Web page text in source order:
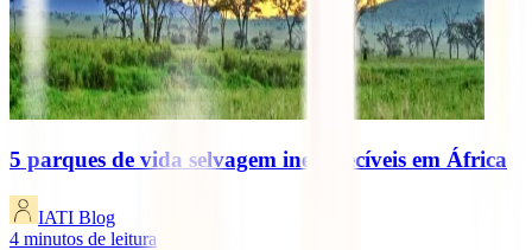
5 parques de vida selvagem inesquecíveis em África
IATI Blog
4 minutos de leitura